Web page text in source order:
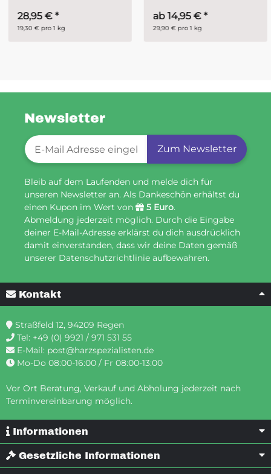
28,95 €*
19,30 € pro 1 kg
ab14,95 €*
29,90 € pro 1 kg
Newsletter
Newsletter-Registrierung
Zum Newsletter
Bleib auf dem Laufenden und melde dich für
unseren Newsletter an. Als Dankeschön erhältst du
einen Kupon im Wert von
5 Euro.
Abmeldung jederzeit möglich. Durch die Eingabe
deiner E-Mail-Adresse erklärst du dich ausdrücklich
damit einverstanden, dass wir deine Daten gemäß
unserer Datenschutzrichtlinie aufbewahren.
Kontakt
Straßfeld 12, 94209 Regen
Tel: +49 (0) 9921 / 971 531 55
E-Mail: post@harzspezialisten.de
Mo-Do 08:00-16:00 / Fr 08:00-13:00
Vor Ort Beratung, Verkauf und Abholung jederzeit nach
Terminvereinbarung möglich.
Informationen
Gesetzliche Informationen